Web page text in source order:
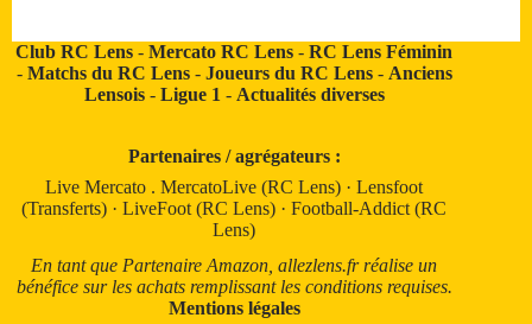
Club RC Lens -Mercato RC Lens -RC Lens Féminin
- Matchs du RC Lens- Joueurs du RC Lens- Anciens
Lensois- Ligue 1 - Actualités diverses
Partenaires / agrégateurs :
Live Mercato .MercatoLive (RC Lens) ·Lensfoot
(Transferts) ·LiveFoot (RC Lens) ·Football-Addict (RC
Lens)
En tant que Partenaire Amazon, allezlens.fr réalise un
bénéfice sur les achats remplissant les conditions requises.
Mentions légales